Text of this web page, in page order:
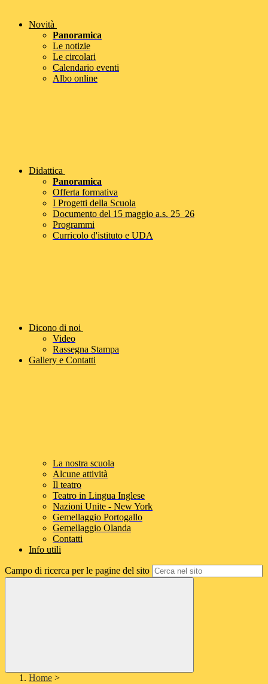
Novità
Panoramica
Le notizie
Le circolari
Calendario eventi
Albo online
Didattica
Panoramica
Offerta formativa
I Progetti della Scuola
Documento del 15 maggio a.s. 25_26
Programmi
Curricolo d'istituto e UDA
Dicono di noi
Video
Rassegna Stampa
Gallery e Contatti
La nostra scuola
Alcune attività
Il teatro
Teatro in Lingua Inglese
Nazioni Unite - New York
Gemellaggio Portogallo
Gemellaggio Olanda
Contatti
Info utili
Campo di ricerca per le pagine del sito
Home >